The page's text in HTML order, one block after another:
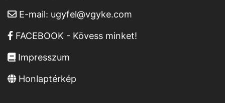
E-mail: ugyfel@vgyke.com
FACEBOOK - Kövess minket!
Impresszum
Honlaptérkép